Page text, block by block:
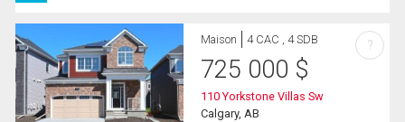
Maison 4 CAC , 4 SDB
725 000 $
110 Yorkstone Villas Sw
Calgary, AB
?